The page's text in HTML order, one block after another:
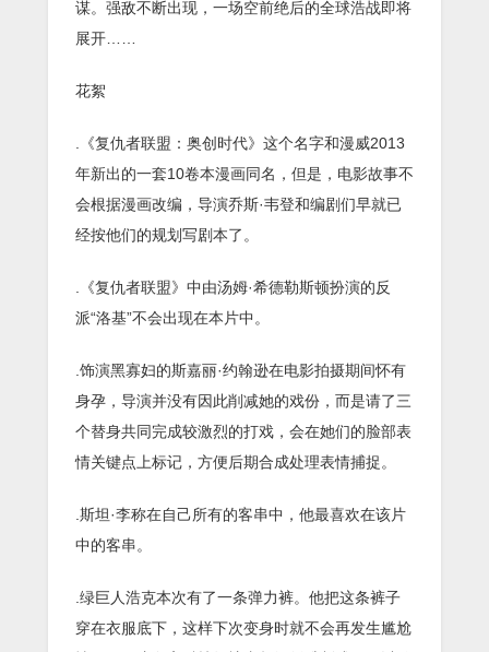
谋。强敌不断出现，一场空前绝后的全球浩战即将
展开……
花絮
.《复仇者联盟：奥创时代》这个名字和漫威2013
年新出的一套10卷本漫画同名，但是，电影故事不
会根据漫画改编，导演乔斯·韦登和编剧们早就已
经按他们的规划写剧本了。
.《复仇者联盟》中由汤姆·希德勒斯顿扮演的反
派“洛基”不会出现在本片中。
.饰演黑寡妇的斯嘉丽·约翰逊在电影拍摄期间怀有
身孕，导演并没有因此削减她的戏份，而是请了三
个替身共同完成较激烈的打戏，会在她们的脸部表
情关键点上标记，方便后期合成处理表情捕捉。
.斯坦·李称在自己所有的客串中，他最喜欢在该片
中的客串。
.绿巨人浩克本次有了一条弹力裤。他把这条裤子
穿在衣服底下，这样下次变身时就不会再发生尴尬